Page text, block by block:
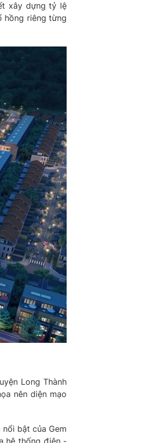
xây dựng tỷ lệ
hồng riêng từng
Long Thành
nên diện mạo
bật của Gem
hệ thống điện -